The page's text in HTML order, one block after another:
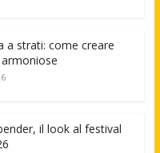
a strati: come creare
il look al festival